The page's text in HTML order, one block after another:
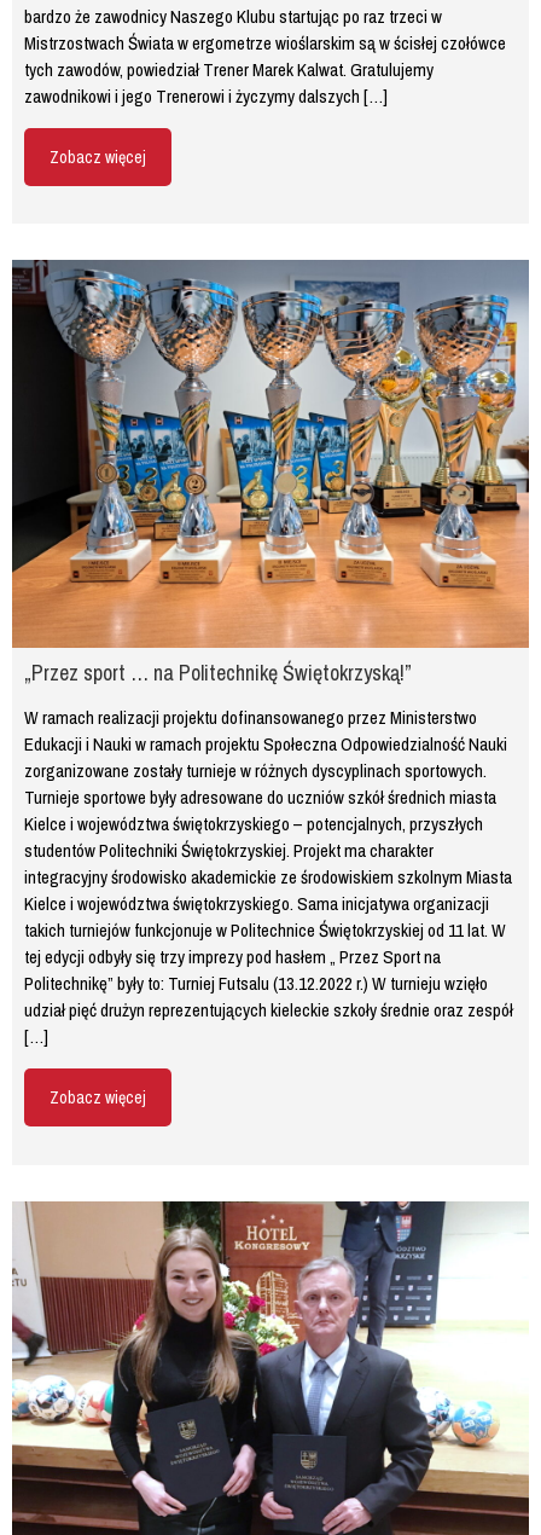
bardzo że zawodnicy Naszego Klubu startując po raz trzeci w
Mistrzostwach Świata w ergometrze wioślarskim są w ścisłej czołówce
tych zawodów, powiedział Trener Marek Kalwat. Gratulujemy
zawodnikowi i jego Trenerowi i życzymy dalszych […]
Zobacz więcej
„Przez sport … na Politechnikę Świętokrzyską!”
W ramach realizacji projektu dofinansowanego przez Ministerstwo
Edukacji i Nauki w ramach projektu Społeczna Odpowiedzialność Nauki
zorganizowane zostały turnieje w różnych dyscyplinach sportowych.
Turnieje sportowe były adresowane do uczniów szkół średnich miasta
Kielce i województwa świętokrzyskiego – potencjalnych, przyszłych
studentów Politechniki Świętokrzyskiej. Projekt ma charakter
integracyjny środowisko akademickie ze środowiskiem szkolnym Miasta
Kielce i województwa świętokrzyskiego. Sama inicjatywa organizacji
takich turniejów funkcjonuje w Politechnice Świętokrzyskiej od 11 lat. W
tej edycji odbyły się trzy imprezy pod hasłem „ Przez Sport na
Politechnikę” były to: Turniej Futsalu (13.12.2022 r.) W turnieju wzięło
udział pięć drużyn reprezentujących kieleckie szkoły średnie oraz zespół
[…]
Zobacz więcej